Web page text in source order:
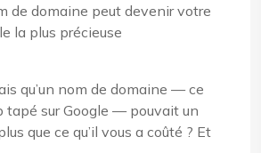
de domaine peut devenir votre
la plus précieuse
qu’un nom de domaine — ce
tapé sur Google — pouvait un
que ce qu’il vous a coûté ? Et